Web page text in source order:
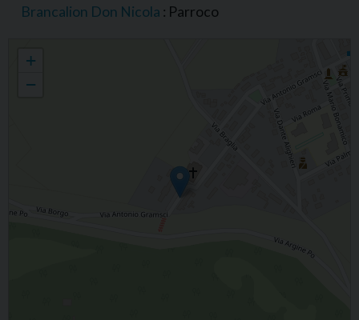
Brancalion Don Nicola : Parroco
+
−